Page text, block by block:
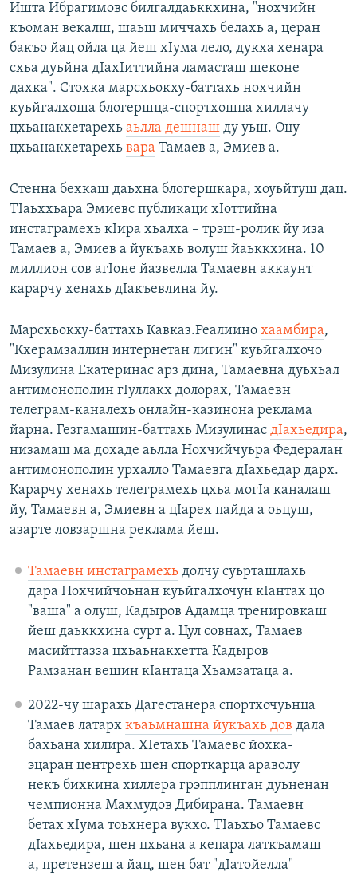
Ишта Ибрагимовс билгалдаьккхина, "нохчийн
къоман векалш, шаьш миччахь белахь а, церан
бакъо йац ойла ца йеш хIума лело, дукха хенара
схьа дуьйна дIахIиттийна ламасташ шеконе
дахка". Стохка марсхьокху-баттахь нохчийн
куьйгалхоша блогершца-спортхошца хиллачу
цхьанакхетарехь аьлла дешнаш ду уьш. Оцу
цхьанакхетарехь вара Тамаев а, Эмиев а.
Стенна бехкаш даьхна блогершкара, хоуьйтуш дац.
ТIаьххьара Эмиевс публикаци хIоттийна
инстаграмехь кIира хьалха – трэш-ролик йу иза
Тамаев а, Эмиев а йукъахь волуш йаьккхина. 10
миллион сов агIоне йазвелла Тамаевн аккаунт
карарчу хенахь дIакъевлина йу.
Марсхьокху-баттахь Кавказ.Реалиино хаамбира,
"Кхерамзаллин интернетан лигин" куьйгалхочо
Мизулина Екатеринас арз дина, Тамаевна дуьхьал
антимонополин гIуллакх долорах, Тамаевн
телеграм-каналехь онлайн-казинона реклама
йарна. Гезгамашин-баттахь Мизулинас дIахьедира,
низамаш ма дохаде аьлла Нохчийчуьра Федералан
антимонополин урхалло Тамаевга дIахьедар дарх.
Карарчу хенахь телеграмехь цхьа могIа каналаш
йу, Тамаевн а, Эмиевн а цIарех пайда а оьцуш,
азарте ловзаршна реклама йеш.
Тамаевн инстаграмехьдолчу суьрташлахь
дара Нохчийчоьнан куьйгалхочун кIантах цо
"ваша" а олуш, Кадыров Адамца тренировкаш
йеш даьккхина сурт а. Цул совнах, Тамаев
масийттазза цхьаьнакхетта Кадыров
Рамзанан вешин кIантаца Хьамзатаца а.
2022-чу шарахь Дагестанера спортхочуьнца
Тамаев латарх къаьмнашна йукъахь дов дала
бахьана хилира. ХIетахь Тамаевс йохка-
эцаран центрехь шен спорткарца араволу
некъ бихкина хиллера грэпплинган дуьненан
чемпионна Махмудов Дибирана. Тамаевн
бетах хIума тоьхнера вукхо. ТIаьхьо Тамаевс
дIахьедира, шен цхьана а кепара латкъамаш
а, претензеш а йац, шен бат "дIатойелла"